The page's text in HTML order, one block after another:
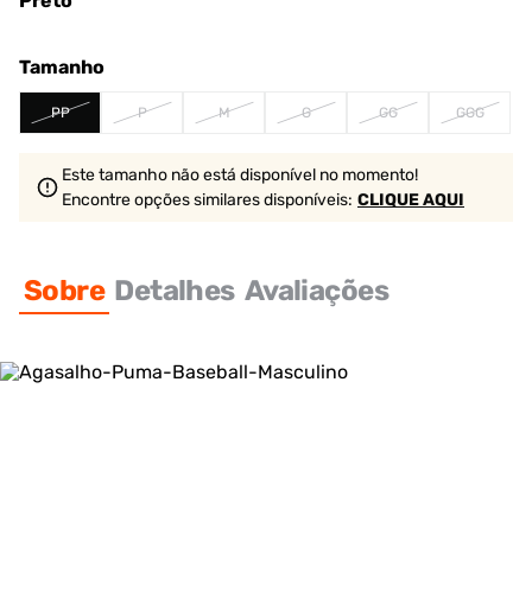
Tamanho
PP P M G GG GGG
Este tamanho não está disponível no momento!
Encontre opções similaresdisponíveis: CLIQUE AQUI
Sobre Detalhes Avaliações